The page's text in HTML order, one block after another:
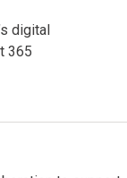
digital
365